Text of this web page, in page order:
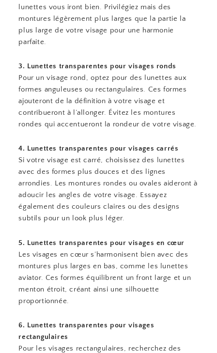
lunettes vous iront bien. Privilégiez mais des
montures légèrement plus larges que la partie la
plus large de votre visage pour une harmonie
parfaite.
3. Lunettes transparentes pour visages ronds
Pour un visage rond, optez pour des lunettes aux
formes anguleuses ou rectangulaires. Ces formes
ajouteront de la définition à votre visage et
contribueront à l’allonger. Évitez les montures
rondes qui accentueront la rondeur de votre visage.
4. Lunettes transparentes pour visages carrés
Si votre visage est carré, choisissez des lunettes
avec des formes plus douces et des lignes
arrondies. Les montures rondes ou ovales aideront à
adoucir les angles de votre visage. Essayez
également des couleurs claires ou des designs
subtils pour un look plus léger.
5. Lunettes transparentes pour visages en cœur
Les visages en cœur s’harmonisent bien avec des
montures plus larges en bas, comme les lunettes
aviator. Ces formes équilibrent un front large et un
menton étroit, créant ainsi une silhouette
proportionnée.
6. Lunettes transparentes pour visages
rectangulaires
Pour les visages rectangulaires, recherchez des